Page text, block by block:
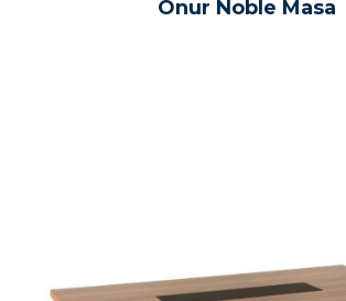
Onur Noble Masa